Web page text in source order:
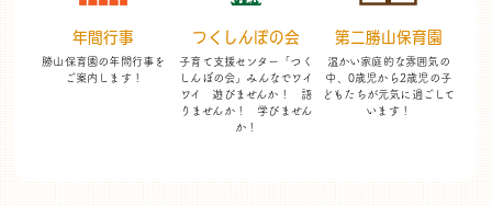
年間行事
勝山保育園の年間行事を
ご案内します！
つくしんぼの会
子育て支援センター「つく
しんぼの会」 みんなでワイ
ワイ 遊びませんか！
語
りませんか！ 学びません
か！
第二勝山保育園
温かい家庭的な雰囲気の
中、 0歳児から2歳児の子
どもたちが元気に過ごして
います！